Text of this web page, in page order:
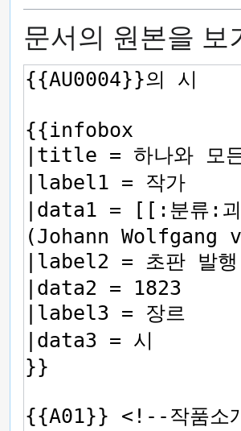
문서의 원본을 보